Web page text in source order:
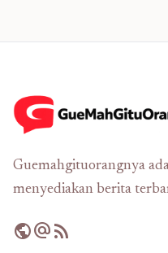
Guemahgituorangnya
menyediakan berita
publicalternate_emailrss_feed